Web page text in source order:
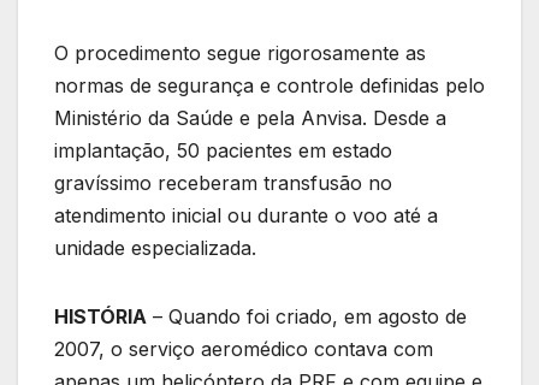
O procedimento segue rigorosamente as
normas de segurança e controle definidas pelo
Ministério da Saúde e pela Anvisa. Desde a
implantação, 50 pacientes em estado
gravíssimo receberam transfusão no
atendimento inicial ou durante o voo até a
unidade especializada.
HISTÓRIA – Quando foi criado, em agosto de
2007, o serviço aeromédico contava com